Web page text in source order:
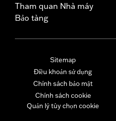
Tham quan Nhà máy
Bảo tàng
Sitemap
Điều khoản sử dụng
Chính sách bảo mật
Chính sách cookie
Quản lý tùy chọn cookie